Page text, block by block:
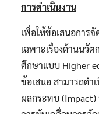
การดำเนินงาน
เพื่อให้ข้อเสนอการ
เฉพาะเรื่องด้านนวั
ศึกษาแบบ Higher
ข้อเสนอ สามารถดำ
ผลกระทบ (Impact)